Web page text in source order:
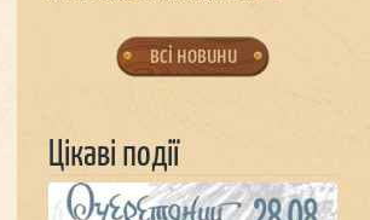
всі новини
Цікаві події